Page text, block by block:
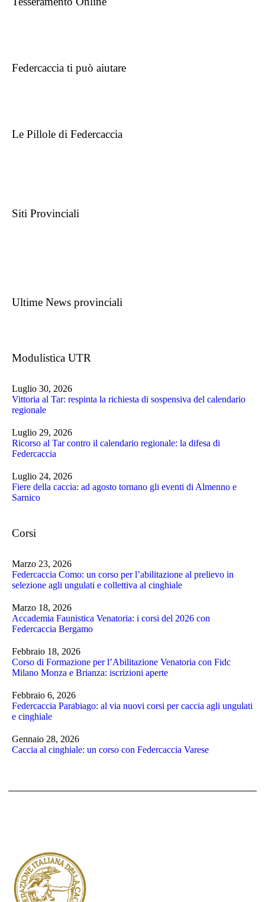
Federcaccia ti può aiutare
Le Pillole di Federcaccia
Siti Provinciali
Ultime News provinciali
Modulistica UTR
Luglio 30, 2026
Vittoria al Tar: respinta la richiesta di sospensiva del calendario
regionale
Luglio 29, 2026
Ricorso al Tar contro il calendario regionale: la difesa di
Federcaccia
Luglio 24, 2026
Fiere della caccia: ad agosto tornano gli eventi di Almenno e
Sarnico
Corsi
Marzo 23, 2026
Federcaccia Como: un corso per l’abilitazione al prelievo in
selezione agli ungulati e collettiva al cinghiale
Marzo 18, 2026
Accademia Faunistica Venatoria: i corsi del 2026 con
Federcaccia Bergamo
Febbraio 18, 2026
Corso di Formazione per l’Abilitazione Venatoria con Fidc
Milano Monza e Brianza: iscrizioni aperte
Febbraio 6, 2026
Federcaccia Parabiago: al via nuovi corsi per caccia agli ungulati
e cinghiale
Gennaio 28, 2026
Caccia al cinghiale: un corso con Federcaccia Varese